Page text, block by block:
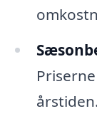
årstiden.